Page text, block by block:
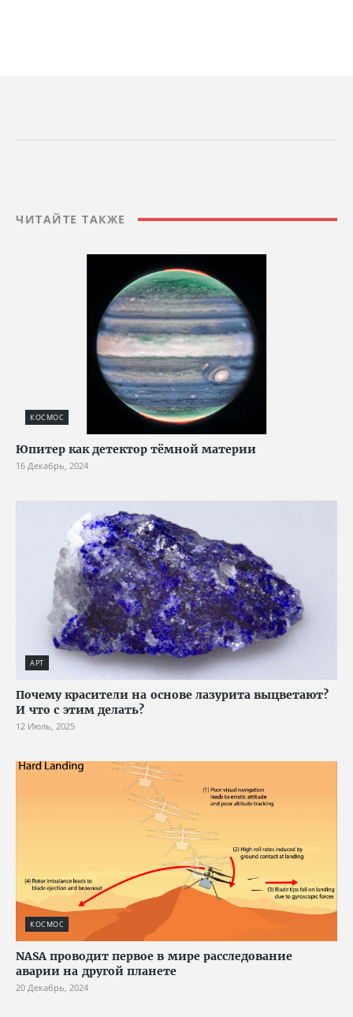
ЧИТАЙТЕ ТАКЖЕ
КОСМОС
Юпитер как детектор тёмной материи
16 Декабрь, 2024
АРТ
Почему красители на основе лазурита выцветают?
И что с этим делать?
12 Июль, 2025
КОСМОС
NASA проводит первое в мире расследование
аварии на другой планете
20 Декабрь, 2024